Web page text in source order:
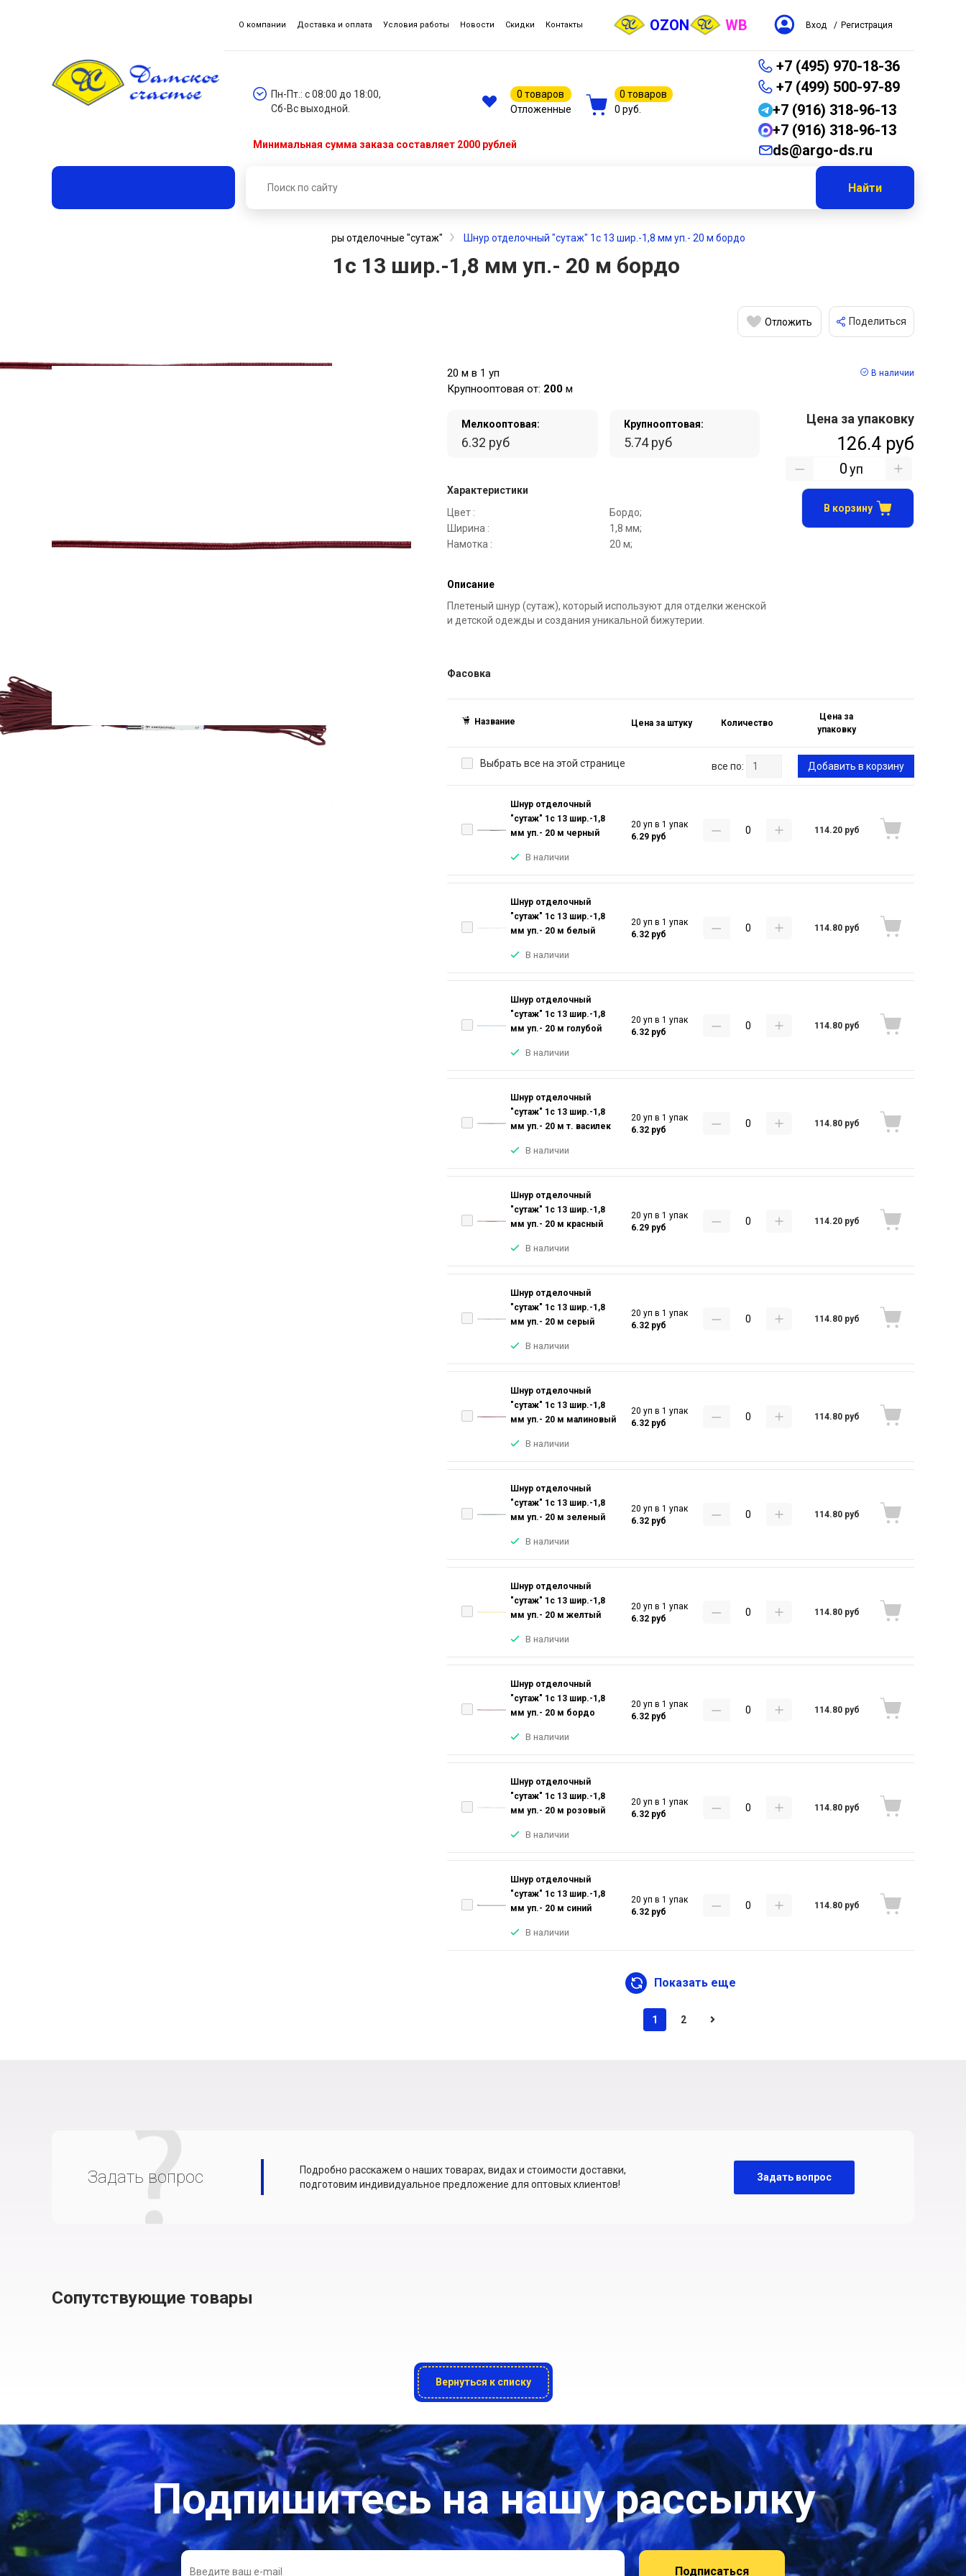
О компании Доставка и оплата Условия работы Новости Скидки Контакты OZON WB Вход / Регистрация
Пн-Пт.: с 08:00 до 18:00,
Сб-Вс выходной.
0 товаров
Отложенные
0 товаров
0 руб.
+7 (495) 970-18-36
+7 (499) 500-97-89
+7 (916) 318-96-13
+7 (916) 318-96-13
ds@argo-ds.ru
Минимальная сумма заказа составляет 2000 рублей
Найти
Шнуры отделочные "сутаж" Шнур отделочный "сутаж" 1с 13 шир.-1,8 мм уп.- 20 м бордо
Шнур отделочный "сутаж" 1с 13 шир.-1,8 мм уп.- 20 м бордо
Отложить Поделиться
20 м в 1 уп
Крупнооптовая от: 200 м
В наличии
Мелкооптовая:
6.32 руб
Крупнооптовая:
5.74 руб
Характеристики
Цвет :
Бордо;
Ширина :
1,8 мм;
Намотка :
20 м;
Описание
Плетеный шнур (сутаж), который используют для отделки женской
и детской одежды и создания уникальной бижутерии.
Цена за упаковку
126.4 руб
уп
В корзину
Фасовка
Название Цена за штуку Количество
Цена за
упаковку
Выбрать все на этой странице все по: Добавить в корзину
Шнур отделочный
"сутаж" 1с 13 шир.-1,8
мм уп.- 20 м черный
В наличии
20 уп в 1 упак
6.29 руб
114.20 руб
Шнур отделочный
"сутаж" 1с 13 шир.-1,8
мм уп.- 20 м белый
В наличии
20 уп в 1 упак
6.32 руб
114.80 руб
Шнур отделочный
"сутаж" 1с 13 шир.-1,8
мм уп.- 20 м голубой
В наличии
20 уп в 1 упак
6.32 руб
114.80 руб
Шнур отделочный
"сутаж" 1с 13 шир.-1,8
мм уп.- 20 м т. василек
В наличии
20 уп в 1 упак
6.32 руб
114.80 руб
Шнур отделочный
"сутаж" 1с 13 шир.-1,8
мм уп.- 20 м красный
В наличии
20 уп в 1 упак
6.29 руб
114.20 руб
Шнур отделочный
"сутаж" 1с 13 шир.-1,8
мм уп.- 20 м серый
В наличии
20 уп в 1 упак
6.32 руб
114.80 руб
Шнур отделочный
"сутаж" 1с 13 шир.-1,8
мм уп.- 20 м малиновый
В наличии
20 уп в 1 упак
6.32 руб
114.80 руб
Шнур отделочный
"сутаж" 1с 13 шир.-1,8
мм уп.- 20 м зеленый
В наличии
20 уп в 1 упак
6.32 руб
114.80 руб
Шнур отделочный
"сутаж" 1с 13 шир.-1,8
мм уп.- 20 м желтый
В наличии
20 уп в 1 упак
6.32 руб
114.80 руб
Шнур отделочный
"сутаж" 1с 13 шир.-1,8
мм уп.- 20 м бордо
В наличии
20 уп в 1 упак
6.32 руб
114.80 руб
Шнур отделочный
"сутаж" 1с 13 шир.-1,8
мм уп.- 20 м розовый
В наличии
20 уп в 1 упак
6.32 руб
114.80 руб
Шнур отделочный
"сутаж" 1с 13 шир.-1,8
мм уп.- 20 м синий
В наличии
20 уп в 1 упак
6.32 руб
114.80 руб
Показать еще
1 2
Задать вопрос
Подробно расскажем о наших товарах, видах и стоимости доставки,
подготовим индивидуальное предложение для оптовых клиентов!
Задать вопрос
Сопутствующие товары
Вернуться к списку
Подпишитесь на нашу рассылку
Подписаться